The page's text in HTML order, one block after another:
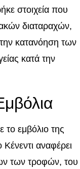
στοιχεία που
διαταραχών,
κατανόηση των
κατά την
το εμβόλιο της
αναφέρει
των τροφών, του